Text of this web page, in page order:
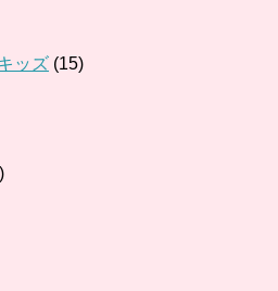
ッズ (15)